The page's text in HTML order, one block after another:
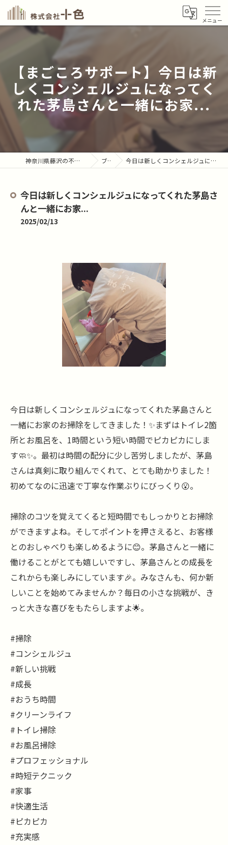
【まごころサポート】今日は新
しくコンシェルジュになってく
れた茅島さんと一緒にお家...
神奈川県藤沢の不用品回収なら株式会社十色 ブログ 今日は新しくコンシェルジュになってくれた茅島さんと一緒にお家...
今日は新しくコンシェルジュになってくれた茅島さ
んと一緒にお家...
2025/02/13
今日は新しくコンシェルジュになってくれた茅島さんと
一緒にお家のお掃除をしてきました！✨まずはトイレ2箇
所とお風呂を、1時間という短い時間でピカピカにしま
す🧼✨。最初は時間の配分に少し苦労しましたが、茅島
さんは真剣に取り組んでくれて、とても助かりました！
初めてなのに迅速で丁寧な作業ぶりにびっくり😮。
掃除のコツを覚えてくると短時間でもしっかりとお掃除
ができますよね。そしてポイントを押さえると、お客様
とのおしゃべりも楽しめるように😊。茅島さんと一緒に
働けることがとても嬉しいですし、茅島さんとの成長を
これからも楽しみにしています🎉。みなさんも、何か新
しいことを始めてみませんか？毎日の小さな挑戦が、き
っと大きな喜びをもたらしますよ🌟。
#掃除
#コンシェルジュ
#新しい挑戦
#成長
#おうち時間
#クリーンライフ
#トイレ掃除
#お風呂掃除
#プロフェッショナル
#時短テクニック
#家事
#快適生活
#ピカピカ
#充実感